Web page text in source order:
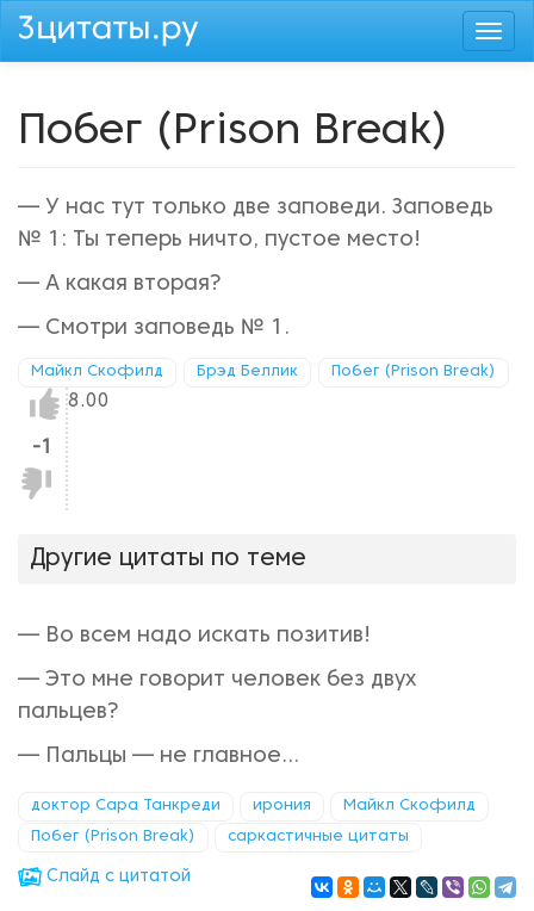
Перейти
Побег (Prison Break)
— У нас тут только две заповеди. Заповедь
№ 1: Ты теперь ничто, пустое место!
— А какая вторая?
— Смотри заповедь № 1.
Майкл Скофилд Брэд Беллик Побег (Prison Break)
Нравится!
-1
Не
нравится!
8.00
Другие цитаты по теме
— Во всем надо искать позитив!
— Это мне говорит человек без двух
пальцев?
— Пальцы — не главное...
доктор Сара Танкреди ирония Майкл Скофилд
Побег (Prison Break) саркастичные цитаты
Cлайд с цитатой